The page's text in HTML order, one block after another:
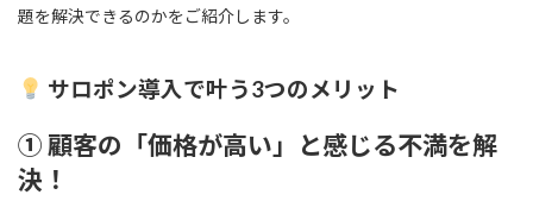
題を解決できるのかをご紹介します。
サロポン導入で叶う3つのメリット
① 顧客の「価格が高い」と感じる不満を解
決！